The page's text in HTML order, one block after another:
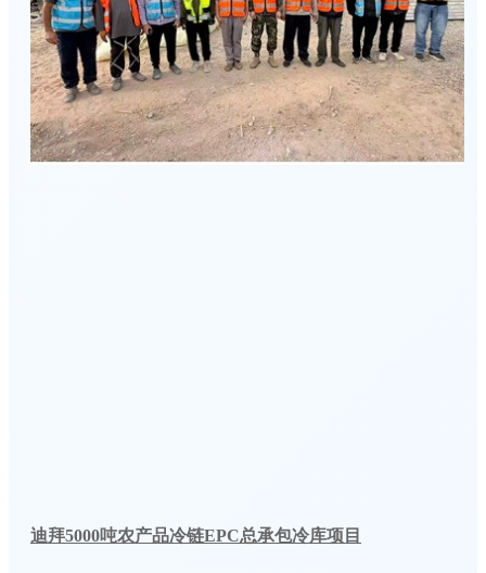
迪拜5000吨农产品冷链EPC总承包冷库项目